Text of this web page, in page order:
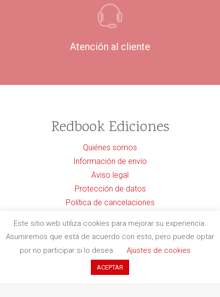
Atención al cliente
Redbook Ediciones
Quiénes somos
Información de envío
Aviso legal
Protección de datos
Política de cancelaciones
Contacto
Este sitio web utiliza cookies para mejorar su experiencia.
Asumiremos que está de acuerdo con esto, pero puede optar
por no participar si lo desea.
Ajustes de cookies
ACEPTAR